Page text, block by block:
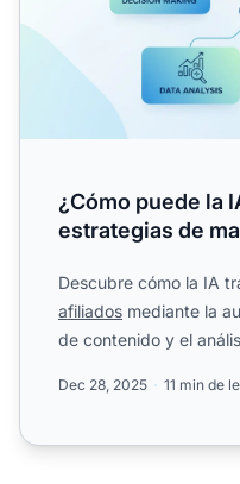
¿Cómo puede la
estrategias de
Descubre cómo la IA
afiliados mediante la
de contenido y el
Dec 28, 2025 11 min de